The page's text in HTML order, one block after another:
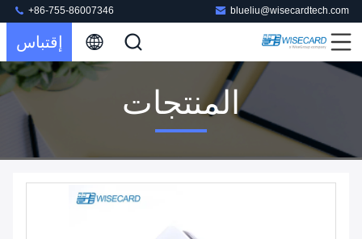
blueliu@wisecardtech.com
+86-755-86007346
إقتباس
المنتجات